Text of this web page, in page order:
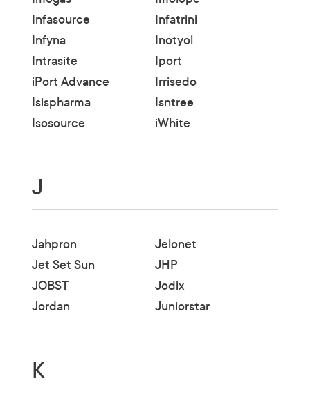
Infasource
Infatrini
Infyna
Inotyol
Intrasite
Iport
iPort Advance
Irrisedo
Isispharma
Isntree
Isosource
iWhite
J
Jahpron
Jelonet
Jet Set Sun
JHP
JOBST
Jodix
Jordan
Juniorstar
K